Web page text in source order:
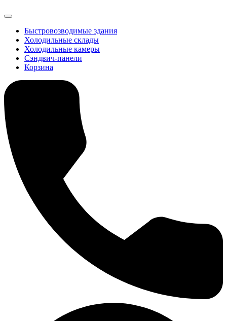
Быстровозводимые здания
Холодильные склады
Холодильные камеры
Сэндвич-панели
Корзина